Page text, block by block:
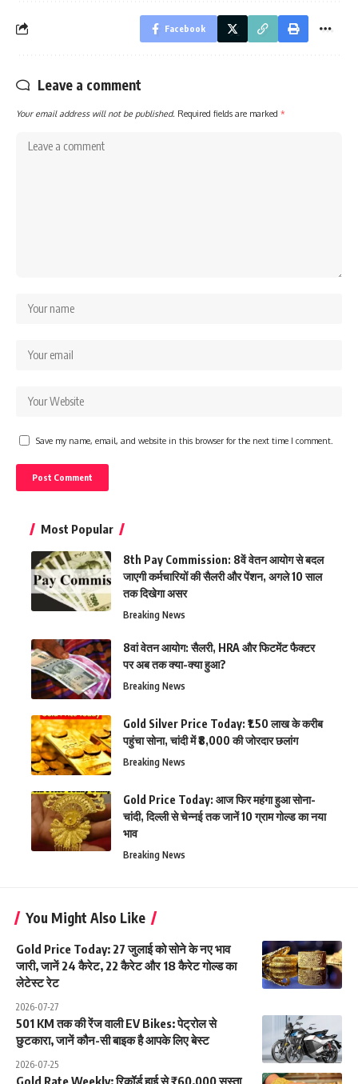
Facebook
Leave a comment
Your email address will not be published. Required fields are marked *
Save my name, email, and website in this browser for the next time I comment.
Most Popular
8th Pay Commission: 8वें वेतन आयोग से बदल
जाएगी कर्मचारियों की सैलरी और पेंशन, अगले 10 साल
तक दिखेगा असर
Breaking News
8वां वेतन आयोग: सैलरी, HRA और फिटमेंट फैक्टर
पर अब तक क्या-क्या हुआ?
Breaking News
Gold Silver Price Today: ₹1.50 लाख के करीब
पहुंचा सोना, चांदी में ₹8,000 की जोरदार छलांग
Breaking News
Gold Price Today: आज फिर महंगा हुआ सोना-
चांदी, दिल्ली से चेन्नई तक जानें 10 ग्राम गोल्ड का नया
भाव
Breaking News
You Might Also Like
Gold Price Today: 27 जुलाई को सोने के नए भाव
जारी, जानें 24 कैरेट, 22 कैरेट और 18 कैरेट गोल्ड का
लेटेस्ट रेट
2026-07-27
501 KM तक की रेंज वाली EV Bikes: पेट्रोल से
छुटकारा, जानें कौन-सी बाइक है आपके लिए बेस्ट
2026-07-25
Gold Rate Weekly: रिकॉर्ड हाई से ₹60,000 सस्ता